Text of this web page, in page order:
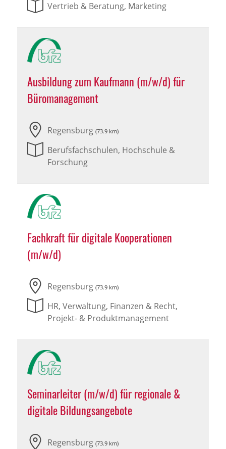
Vertrieb & Beratung, Marketing
Ausbildung zum Kaufmann (m/w/d) für
Büromanagement
Regensburg (73.9 km)
Berufsfachschulen, Hochschule &
Forschung
Fachkraft für digitale Kooperationen
(m/w/d)
Regensburg (73.9 km)
HR, Verwaltung, Finanzen & Recht,
Projekt- & Produktmanagement
Seminarleiter (m/w/d) für regionale &
digitale Bildungsangebote
Regensburg (73.9 km)